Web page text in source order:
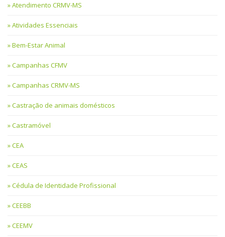
Atendimento CRMV-MS
Atividades Essenciais
Bem-Estar Animal
Campanhas CFMV
Campanhas CRMV-MS
Castração de animais domésticos
Castramóvel
CEA
CEAS
Cédula de Identidade Profissional
CEEBB
CEEMV